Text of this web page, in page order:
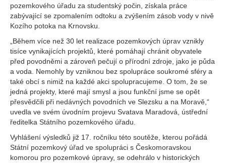
pozemkového úřadu za studentský počin, získala práce
zabývající se zpomalením odtoku a zvýšením zásob vody v nivě
Kozího potoka na Krnovsku.
„Během více než 30 let realizace pozemkových úprav vznikly
tisíce vynikajících projektů, které pomáhají chránit obyvatele
před povodněmi a zároveň pečují o přírodní zdroje, jako je půda
a voda. Nemohly by vzniknou bez spolupráce soukromé sféry a
také obcí s nimiž na každé akci spolupracujeme. O tom, že se
jedná projekty, které mají smysl a jsou funkční jsme se opět
přesvědčili při nedávných povodních ve Slezsku a na Moravě,“
uvedla ve svém úvodním projevu Svatava Maradová, ústřední
ředitelka Státního pozemkového úřadu.
Vyhlášení výsledků již 17. ročníku této soutěže, kterou pořádá
Státní pozemkový úřad ve spolupráci s Českomoravskou
komorou pro pozemkové úpravy, se odehrálo v historických